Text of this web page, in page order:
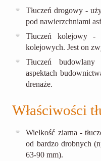
Tłuczeń drogowy -
pod nawierzchniami
Tłuczeń kolejowy -
kolejowych. Jest on
Tłuczeń
aspektach
drenaże.
Właściwości
Wielkość ziarna -
od bardzo drobnych
63-90 mm).